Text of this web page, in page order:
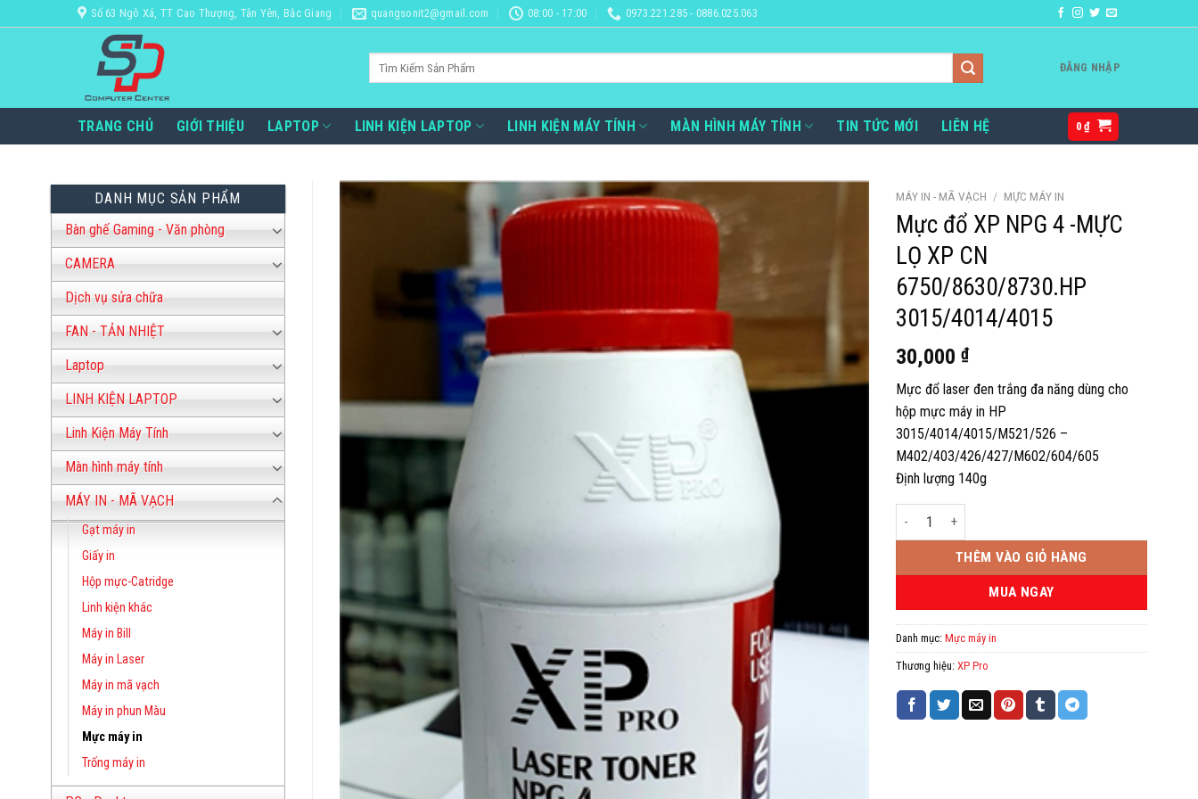
qua
Số 63 Ngô Xá, TT Cao Thượng, Tân Yên, Bắc Giang quangsonit2@gmail.com 08:00 - 17:00 0973.221.285 - 0886.025.063
ĐĂNG NHẬP
TRANG CHỦ GIỚI THIỆU LAPTOP LINH KIỆN LAPTOP LINH KIỆN MÁY TÍNH MÀN HÌNH MÁY TÍNH TIN TỨC MỚI LIÊN HỆ 0₫
DANH MỤC SẢN PHẨM
Bàn ghế Gaming - Văn phòng
CAMERA
Dịch vụ sửa chữa
FAN - TẢN NHIỆT
Laptop
LINH KIỆN LAPTOP
Linh Kiện Máy Tính
Màn hình máy tính
MÁY IN - MÃ VẠCH
Gạt máy in
Giấy in
Hộp mực-Catridge
Linh kiện khác
Máy in Bill
Máy in Laser
Máy in mã vạch
Máy in phun Màu
Mực máy in
Trống máy in
MÁY IN - MÃ VẠCH / MỰC MÁY IN
Mực đổ XP NPG 4 -MỰC
LỌ XP CN
6750/8630/8730.HP
3015/4014/4015
30,000 ₫
Mực đổ laser đen trắng đa năng dùng cho
hộp mực máy in HP
3015/4014/4015/M521/526 –
M402/403/426/427/M602/604/605
Định lượng 140g
Mực đổ XP NPG 4 -MỰC LỌ XP CN 6750/8630/8730.HP
THÊM VÀO GIỎ HÀNG
MUA NGAY
Danh mục: Mực máy in
Thương hiệu: XP Pro